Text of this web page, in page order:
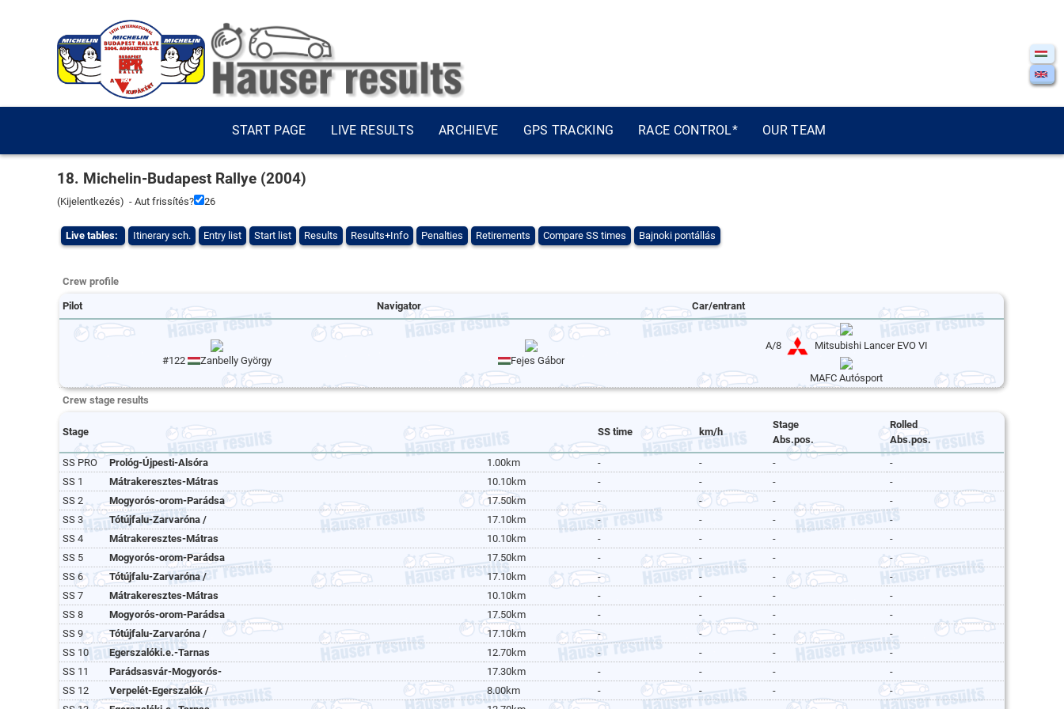
START PAGE LIVE RESULTS ARCHIEVE GPS TRACKING RACE CONTROL* OUR TEAM
18. Michelin-Budapest Rallye (2004)
(Kijelentkezés) - Aut frissítés? 26
Live tables: Itinerary sch. Entry list Start list Results Results+Info Penalties Retirements Compare SS times Bajnoki pontállás
Crew profile
Pilot Navigator Car/entrant
#122 Zanbelly György Fejes Gábor
A/8 Mitsubishi Lancer EVO VI
MAFC Autósport
Crew stage results
Stage SS time km/h
Stage
Abs.pos.
Rolled
Abs.pos.
SS PRO
Prológ-Újpesti-Alsóra 1.00km - - -
-
SS 1
Mátrakeresztes-Mátras 10.10km - - -
-
SS 2
Mogyorós-orom-Parádsa 17.50km - - -
-
SS 3
Tótújfalu-Zarvaróna / 17.10km - - -
-
SS 4
Mátrakeresztes-Mátras 10.10km - - -
-
SS 5
Mogyorós-orom-Parádsa 17.50km - - -
-
SS 6
Tótújfalu-Zarvaróna / 17.10km - - -
-
SS 7
Mátrakeresztes-Mátras 10.10km - - -
-
SS 8
Mogyorós-orom-Parádsa 17.50km - - -
-
SS 9
Tótújfalu-Zarvaróna / 17.10km - - -
-
SS 10
Egerszalóki.e.-Tarnas 12.70km - - -
-
SS 11
Parádsasvár-Mogyorós- 17.30km - - -
-
SS 12
Verpelét-Egerszalók / 8.00km - - -
-